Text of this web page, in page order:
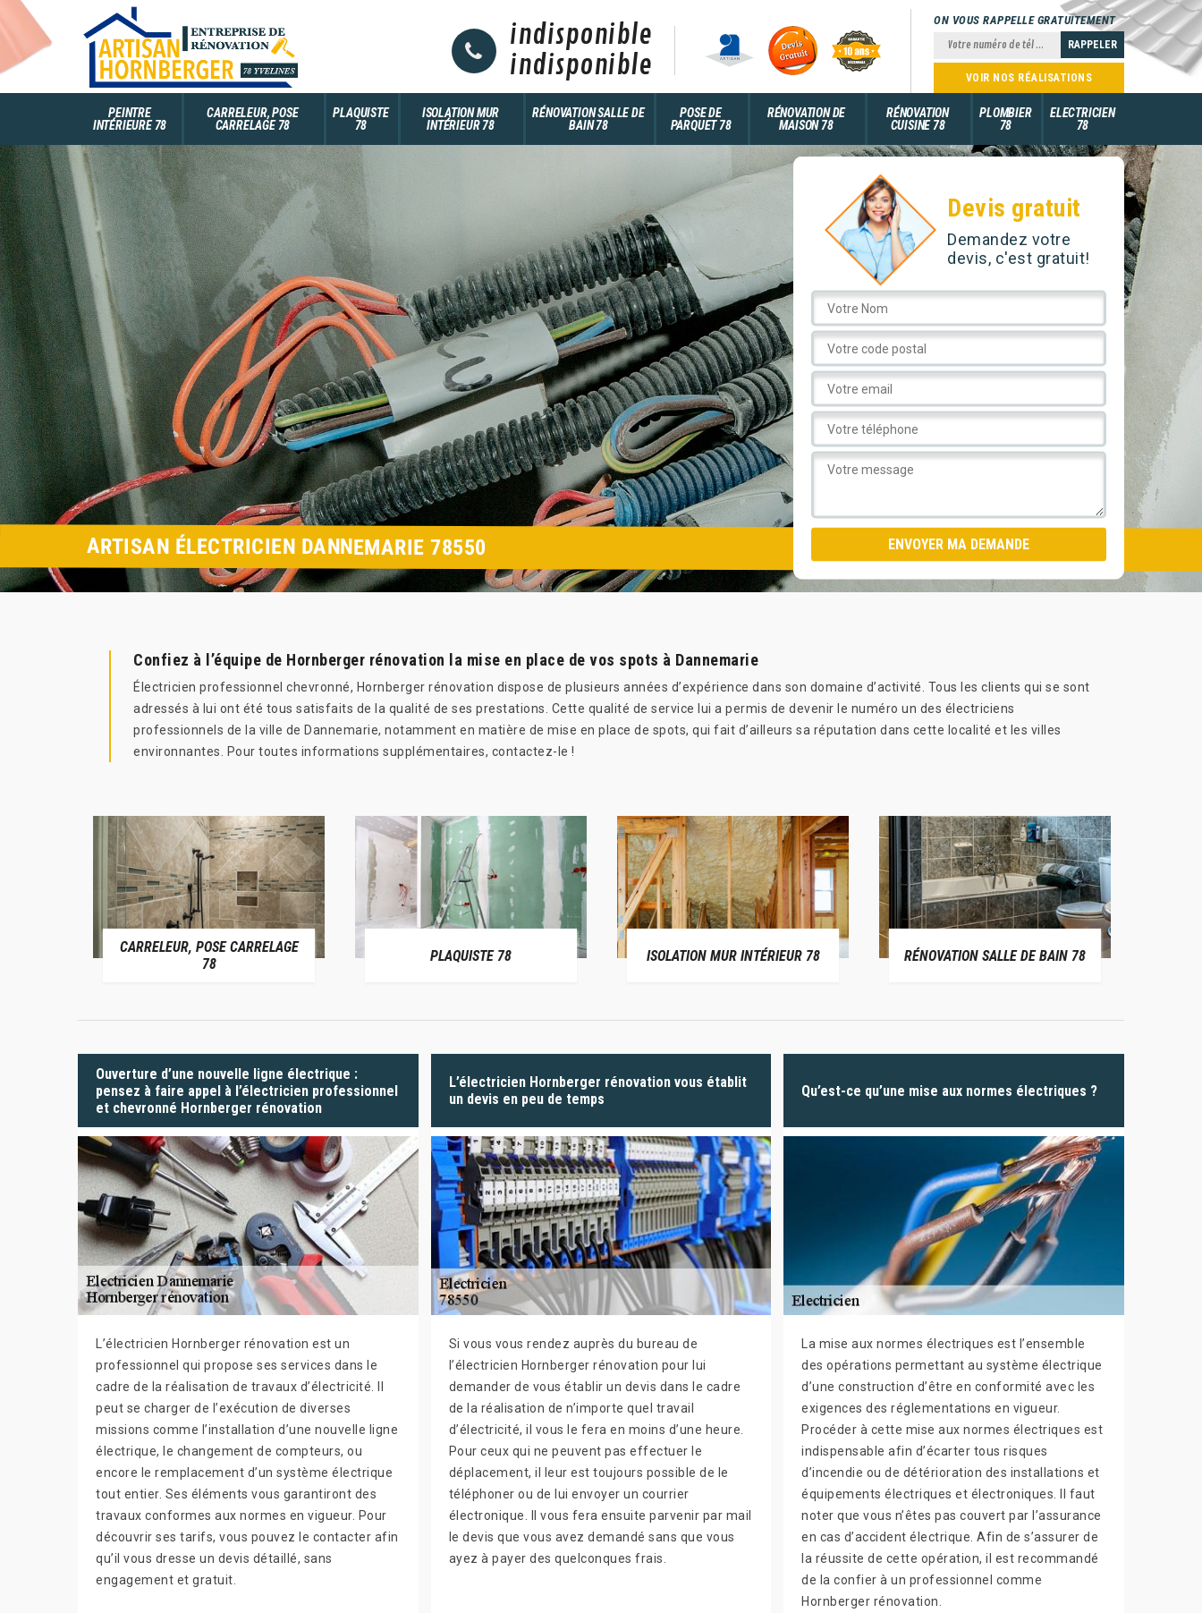
indisponible
indisponible
ON VOUS RAPPELLE GRATUITEMENT
VOIR NOS RÉALISATIONS
PEINTRE
INTÉRIEURE 78
CARRELEUR, POSE
CARRELAGE 78
PLAQUISTE
78
ISOLATION MUR
INTÉRIEUR 78
RÉNOVATION SALLE DE
BAIN 78
POSE DE
PARQUET 78
RÉNOVATION DE
MAISON 78
RÉNOVATION
CUISINE 78
PLOMBIER
78
ELECTRICIEN
78
Devis gratuit
Demandez votre
devis, c'est gratuit!
ARTISAN ÉLECTRICIEN DANNEMARIE 78550
Confiez à l’équipe de Hornberger rénovation la mise en place de vos spots à Dannemarie
Électricien professionnel chevronné, Hornberger rénovation dispose de plusieurs années d’expérience dans son domaine d’activité. Tous les clients qui se sont
adressés à lui ont été tous satisfaits de la qualité de ses prestations. Cette qualité de service lui a permis de devenir le numéro un des électriciens
professionnels de la ville de Dannemarie, notamment en matière de mise en place de spots, qui fait d’ailleurs sa réputation dans cette localité et les villes
environnantes. Pour toutes informations supplémentaires, contactez-le !
CARRELEUR, POSE CARRELAGE
78
PLAQUISTE 78 ISOLATION MUR INTÉRIEUR 78 RÉNOVATION SALLE DE BAIN 78
Ouverture d’une nouvelle ligne électrique :
pensez à faire appel à l’électricien professionnel
et chevronné Hornberger rénovation
L’électricien Hornberger rénovation est un
professionnel qui propose ses services dans le
cadre de la réalisation de travaux d’électricité. Il
peut se charger de l’exécution de diverses
missions comme l’installation d’une nouvelle ligne
électrique, le changement de compteurs, ou
encore le remplacement d’un système électrique
tout entier. Ses éléments vous garantiront des
travaux conformes aux normes en vigueur. Pour
découvrir ses tarifs, vous pouvez le contacter afin
qu’il vous dresse un devis détaillé, sans
engagement et gratuit.
L’électricien Hornberger rénovation vous établit
un devis en peu de temps
Si vous vous rendez auprès du bureau de
l’électricien Hornberger rénovation pour lui
demander de vous établir un devis dans le cadre
de la réalisation de n’importe quel travail
d’électricité, il vous le fera en moins d’une heure.
Pour ceux qui ne peuvent pas effectuer le
déplacement, il leur est toujours possible de le
téléphoner ou de lui envoyer un courrier
électronique. Il vous fera ensuite parvenir par mail
le devis que vous avez demandé sans que vous
ayez à payer des quelconques frais.
Qu’est-ce qu’une mise aux normes électriques ?
La mise aux normes électriques est l’ensemble
des opérations permettant au système électrique
d’une construction d’être en conformité avec les
exigences des réglementations en vigueur.
Procéder à cette mise aux normes électriques est
indispensable afin d’écarter tous risques
d’incendie ou de détérioration des installations et
équipements électriques et électroniques. Il faut
noter que vous n’êtes pas couvert par l’assurance
en cas d’accident électrique. Afin de s’assurer de
la réussite de cette opération, il est recommandé
de la confier à un professionnel comme
Hornberger rénovation.